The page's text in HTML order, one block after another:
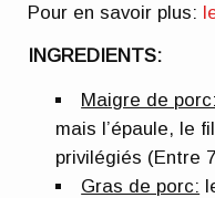
Pour en savoir plus:
INGREDIENTS:
Maigre de porc:
mais l’épaule, le
privilégiés (Entre
Gras de porc: